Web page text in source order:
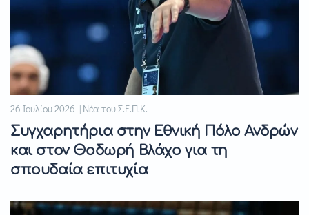
26 Ιουλίου 2026 | Νέα του Σ.Ε.Π.Κ.
Συγχαρητήρια στην Εθνική Πόλο Ανδρών
και στον Θοδωρή Βλάχο για τη
σπουδαία επιτυχία